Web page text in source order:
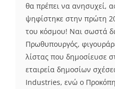
θα πρέπει να ανησυχεί,
ψηφίστηκε στην πρώτη
του κόσμου! Ναι σωστά
Πρωθυπουργός,
λίστας που δημοσίευσε
εταιρεία δημοσίων
Industries, ενώ ο